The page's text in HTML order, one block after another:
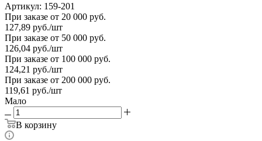
Артикул: 159-201
При заказе от 20 000 руб.
127,89 руб./шт
При заказе от 50 000 руб.
126,04 руб./шт
При заказе от 100 000 руб.
124,21 руб./шт
При заказе от 200 000 руб.
119,61 руб./шт
Мало
В корзину